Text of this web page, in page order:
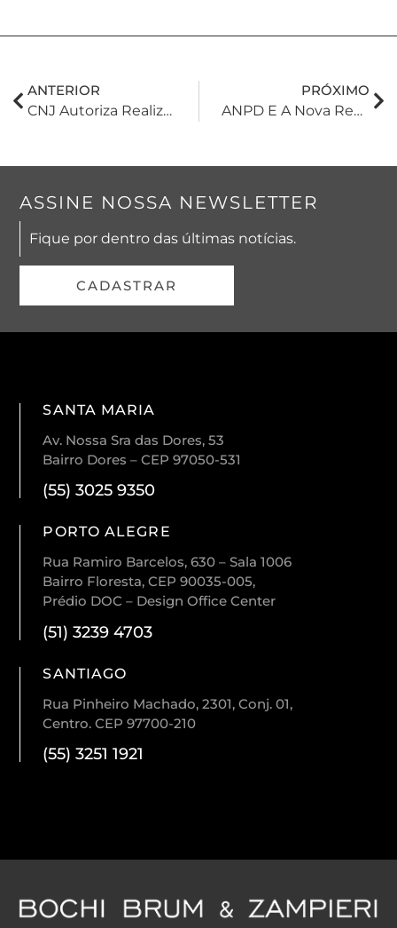
ANTERIOR
CNJ Autoriza Realização De Inventário, Divórcio E Dissolução De União Estável Em Cartório Mesmo Com Incapaz Ou Menor De Idade
PRÓXIMO
ANPD E A Nova Regulamentação Para A Transferência Internacional De Dados
ASSINE NOSSA NEWSLETTER
Fique por dentro das últimas notícias.
CADASTRAR
SANTA MARIA
Av. Nossa Sra das Dores, 53
Bairro Dores – CEP 97050-531
(55) 3025 9350
PORTO ALEGRE
Rua Ramiro Barcelos, 630 – Sala 1006
Bairro Floresta, CEP 90035-005,
Prédio DOC – Design Office Center
(51) 3239 4703
SANTIAGO
Rua Pinheiro Machado, 2301, Conj. 01,
Centro. CEP 97700-210
(55) 3251 1921